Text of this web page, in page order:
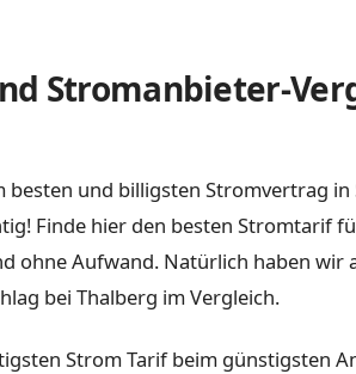
Stromanbieter-
besten und billigsten Stromvertrag in
Finde hier den besten Stromtarif
ohne Aufwand. Natürlich haben
bei Thalberg im Vergleich.
Strom Tarif beim günstigsten